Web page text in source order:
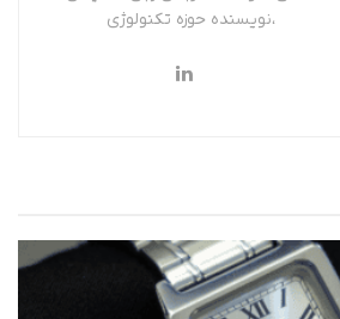
،نویسنده حوزه تکنولوژی